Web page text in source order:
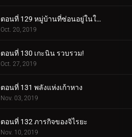
ตอนที่ 129 หมู่บ้านที่ซ่อนอยู่ในใบไม้
Oct. 20, 2019
ตอนที่ 130 เกะนิน รวบรวม!
Oct. 27, 2019
ตอนที่ 131 พลังแห่งเก้าหาง
Nov. 03, 2019
ตอนที่ 132 ภารกิจของจิไรยะ
Nov. 10, 2019